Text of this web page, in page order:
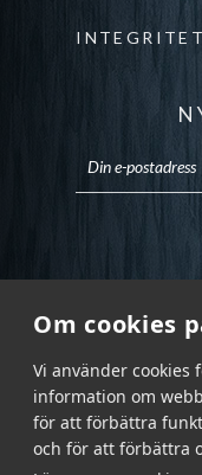
Om cookies
Vi använder cookies
information om
för att förbättra
och för att förbättra
INTEGRITET